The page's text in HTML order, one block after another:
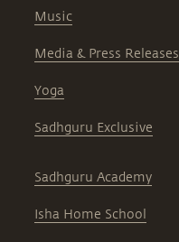
Music
Media & Press Releases
Yoga
Sadhguru Exclusive
Sadhguru Academy
Isha Home School